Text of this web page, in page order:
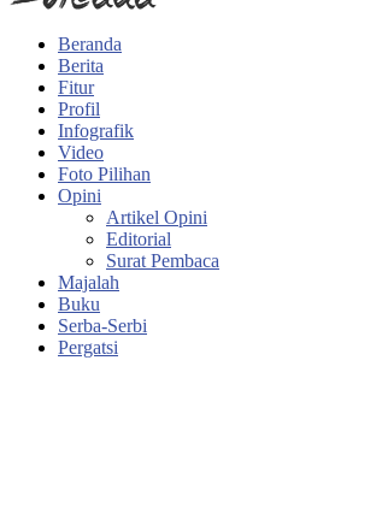
Beranda
Berita
Fitur
Profil
Infografik
Video
Foto Pilihan
Opini
Artikel Opini
Editorial
Surat Pembaca
Majalah
Buku
Serba-Serbi
Pergatsi